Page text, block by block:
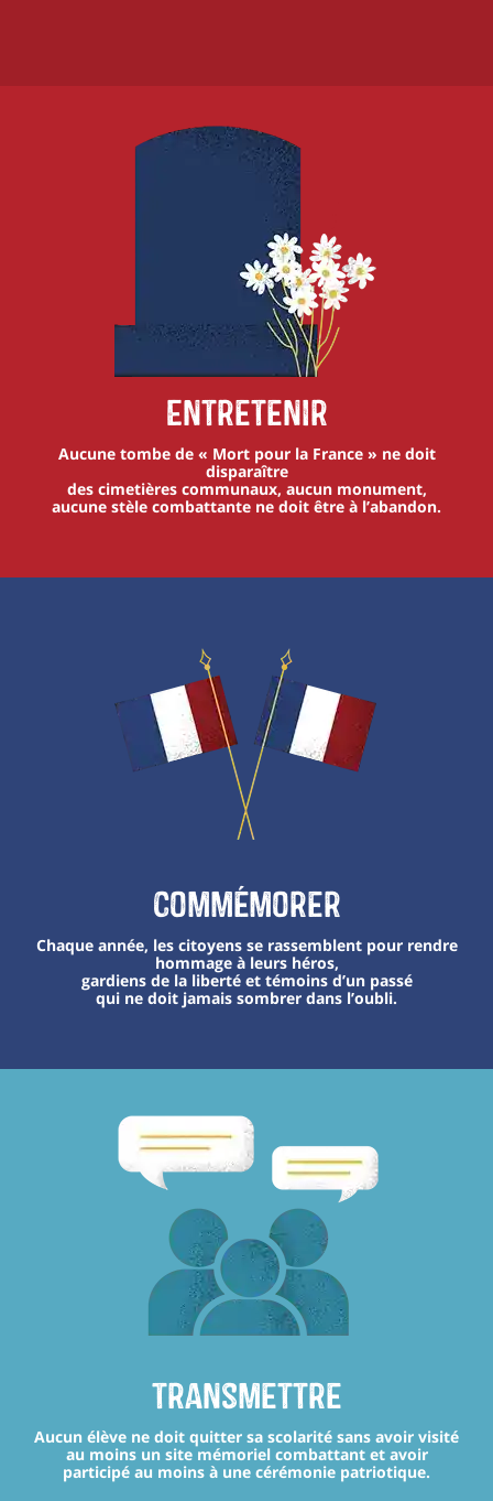
Entretenir
Aucune tombe de « Mort pour la France » ne doit
disparaître
des cimetières communaux, aucun monument,
aucune stèle combattante ne doit être à l’abandon.
Commémorer
Chaque année, les citoyens se rassemblent pour rendre
hommage à leurs héros,
gardiens de la liberté et témoins d’un passé
qui ne doit jamais sombrer dans l’oubli.
transmettre
Aucun élève ne doit quitter sa scolarité sans avoir visité
au moins un site mémoriel combattant et avoir
participé au moins à une cérémonie patriotique.